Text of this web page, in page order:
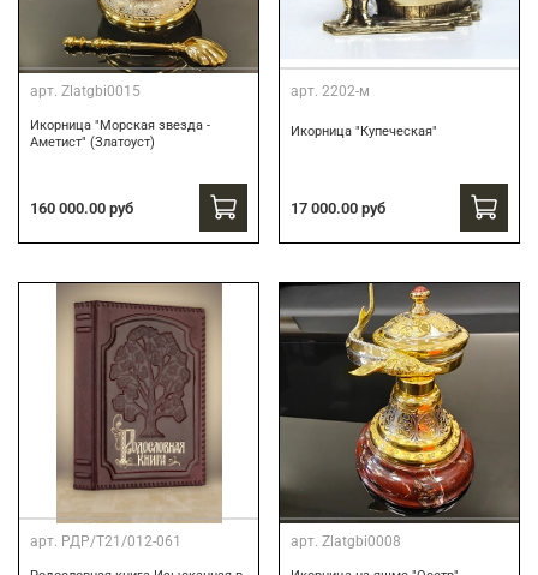
арт. Zlatgbi0015
Икорница "Морская звезда -
Аметист" (Златоуст)
160 000.00 руб
арт. 2202-м
Икорница "Купеческая"
17 000.00 руб
арт. РДР/Т21/012-061 арт. Zlatgbi0008